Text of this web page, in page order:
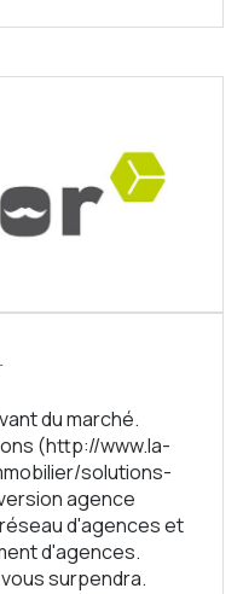
du marché.
(http://www.la-
solutions-
agence
d'agences et
d'agences.
surpendra.